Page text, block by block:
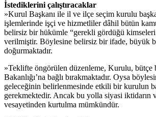
İstediklerini çalıştıracaklar
»Kurul Başkanı ile il ve ilçe seçim kurulu
işlemlerinde işçi ve hizmetliler dâhil bütün
belirsiz bir hükümle “gerekli gördüğü kimseleri
verilmiştir. Böylesine belirsiz bir ifade, büyük
doğurmaktadır.
»Teklifte öngörülen düzenleme, Kurulu, bütçe
Bakanlığı’na bağlı bırakmaktadır. Oysa
geleceğinin belirlenmesinde etkili bir kurulun
gerekmektedir. Ancak bu yolla siyasi iktidarın
vesayetinden kurtulma mümkündür.